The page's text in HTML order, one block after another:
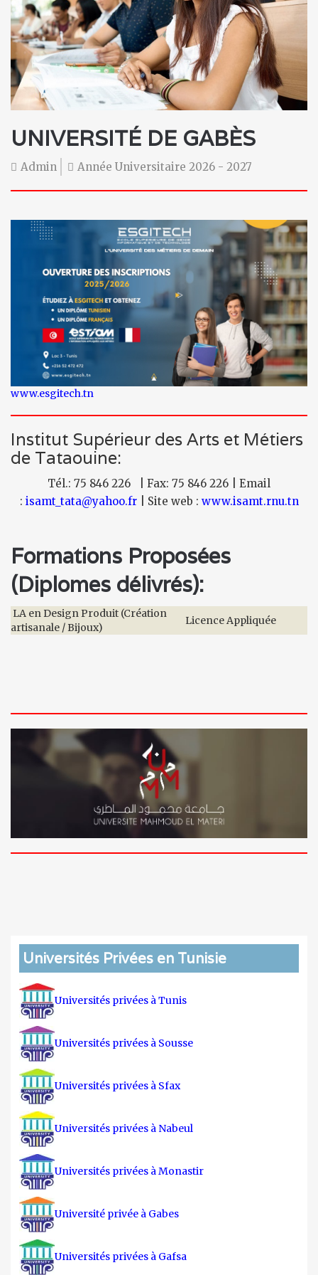
UNIVERSITÉ DE GABÈS
Admin Année Universitaire 2026 - 2027
www.esgitech.tn
Institut Supérieur des Arts et Métiers
de Tataouine:
Tél.: 75 846 226 | Fax: 75 846 226 | Email
: isamt_tata@yahoo.fr| Site web : www.isamt.rnu.tn
Formations Proposées
(Diplomes délivrés):
LA en Design Produit (Création
artisanale / Bijoux)
Licence Appliquée
Universités Privées en Tunisie
Universités privées à Tunis
Universités privées à Sousse
Universités privées à Sfax
Universités privées à Nabeul
Universités privées à Monastir
Université privée à Gabes
Universités privées à Gafsa